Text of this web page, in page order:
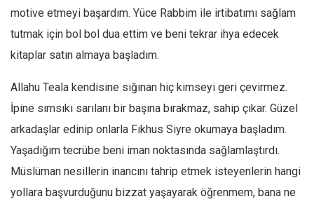
motive etmeyi başardım. Yüce Rabbim ile irtibatımı sağlam
tutmak için bol bol dua ettim ve beni tekrar ihya edecek
kitaplar satın almaya başladım.
Allahu Teala kendisine sığınan hiç kimseyi geri çevirmez.
İpine sımsıkı sarılanı bir başına bırakmaz, sahip çıkar. Güzel
arkadaşlar edinip onlarla Fıkhus Siyre okumaya başladım.
Yaşadığım tecrübe beni iman noktasında sağlamlaştırdı.
Müslüman nesillerin inancını tahrip etmek isteyenlerin hangi
yollara başvurduğunu bizzat yaşayarak öğrenmem, bana ne